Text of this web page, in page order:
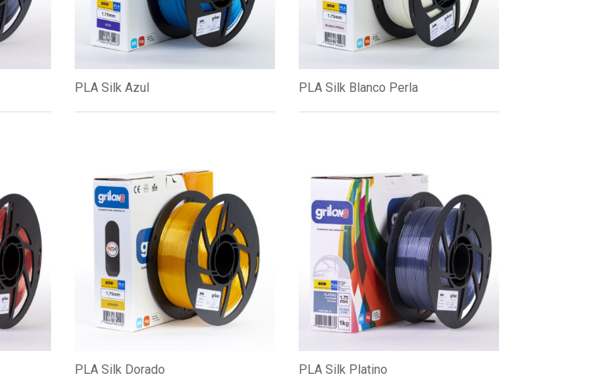
PLA Silk Azul PLA Silk Blanco Perla
PLA Silk Dorado PLA Silk Platino